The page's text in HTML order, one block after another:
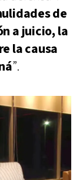
de
a juicio, la
la causa
”.